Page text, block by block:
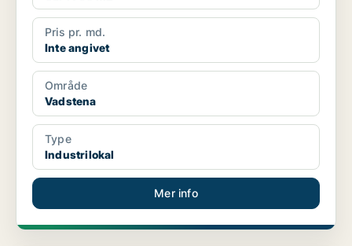
Pris pr. md.
Inte angivet
Område
Vadstena
Type
Industrilokal
Mer info